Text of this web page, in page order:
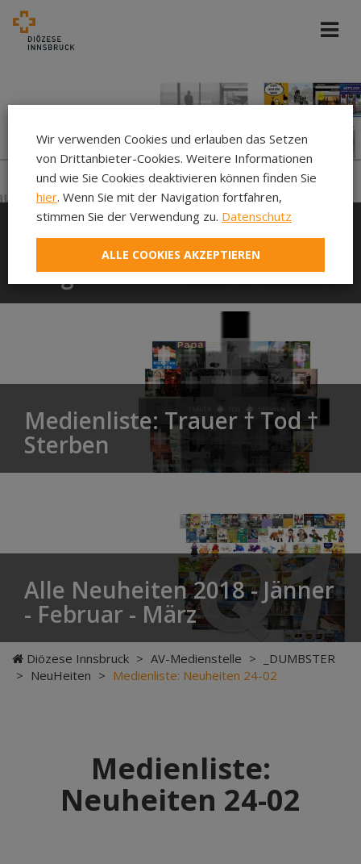
Medienliste: Glauben im
Vergleich
Medienliste: Trauer † Tod †
Sterben
Alle Neuheiten 2018 - Jänner
- Februar - März
Diözese Innsbruck > AV-Medienstelle >
_DUMBSTER
> NeuHeiten > Medienliste: Neuheiten 24-02
Medienliste:
Neuheiten 24-02
Wir verwenden Cookies und erlauben das Setzen
von Drittanbieter-Cookies. Weitere Informationen
und wie Sie Cookies deaktivieren können finden Sie
hier. Wenn Sie mit der Navigation fortfahren,
stimmen Sie der Verwendung zu. Datenschutz
ALLE COOKIES AKZEPTIEREN